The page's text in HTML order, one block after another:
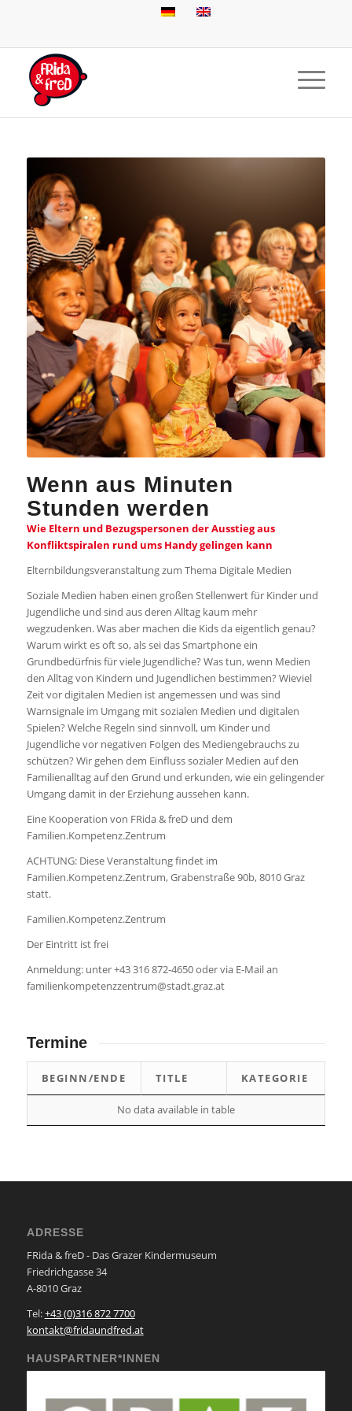
Wenn aus Minuten
Stunden werden
Wie Eltern und Bezugspersonen der Ausstieg aus
Konfliktspiralen rund ums Handy gelingen kann
Elternbildungsveranstaltung zum Thema Digitale Medien
Soziale Medien haben einen großen Stellenwert für Kinder und
Jugendliche und sind aus deren Alltag kaum mehr
wegzudenken. Was aber machen die Kids da eigentlich genau?
Warum wirkt es oft so, als sei das Smartphone ein
Grundbedürfnis für viele Jugendliche? Was tun, wenn Medien
den Alltag von Kindern und Jugendlichen bestimmen? Wieviel
Zeit vor digitalen Medien ist angemessen und was sind
Warnsignale im Umgang mit sozialen Medien und digitalen
Spielen? Welche Regeln sind sinnvoll, um Kinder und
Jugendliche vor negativen Folgen des Mediengebrauchs zu
schützen? Wir gehen dem Einfluss sozialer Medien auf den
Familienalltag auf den Grund und erkunden, wie ein gelingender
Umgang damit in der Erziehung aussehen kann.
Eine Kooperation von FRida & freD und dem
Familien.Kompetenz.Zentrum
ACHTUNG: Diese Veranstaltung findet im
Familien.Kompetenz.Zentrum, Grabenstraße 90b, 8010 Graz
statt.
Familien.Kompetenz.Zentrum
Der Eintritt ist frei
Anmeldung: unter +43 316 872-4650 oder via E-Mail an
familienkompetenzzentrum@stadt.graz.at
Termine
BEGINN/ENDE TITLE KATEGORIE
No data available in table
ADRESSE
FRida & freD - Das Grazer Kindermuseum
Friedrichgasse 34
A-8010 Graz
Tel:+43 (0)316 872 7700
kontakt@fridaundfred.at
HAUSPARTNER*INNEN